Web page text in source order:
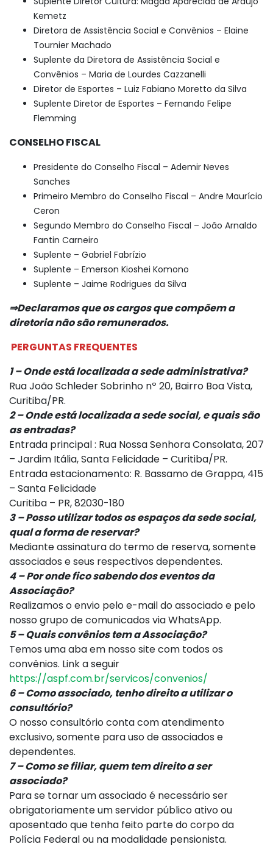
Kemetz
Diretora de Assistência Social e Convênios – Elaine
Tournier Machado
Suplente da Diretora de Assistência Social e
Convênios – Maria de Lourdes Cazzanelli
Diretor de Esportes – Luiz Fabiano Moretto da Silva
Suplente Diretor de Esportes – Fernando Felipe
Flemming
CONSELHO FISCAL
Presidente do Conselho Fiscal – Ademir Neves
Sanches
Primeiro Membro do Conselho Fiscal – Andre Maurício
Ceron
Segundo Membro do Conselho Fiscal – João Arnaldo
Fantin Carneiro
Suplente – Gabriel Fabrízio
Suplente – Emerson Kioshei Komono
Suplente – Jaime Rodrigues da Silva
⇒Declaramos que os cargos que compõem a
diretoria não são remunerados.
PERGUNTAS FREQUENTES
1 – Onde está localizada a sede administrativa?
Rua João Schleder Sobrinho nº 20, Bairro Boa Vista,
Curitiba/PR.
2 – Onde está localizada a sede social, e quais são
as entradas?
Entrada principal : Rua Nossa Senhora Consolata, 207
– Jardim Itália, Santa Felicidade – Curitiba/PR.
Entrada estacionamento: R. Bassamo de Grappa, 415
– Santa Felicidade
Curitiba – PR, 82030-180
3 – Posso utilizar todos os espaços da sede social,
qual a forma de reservar?
Mediante assinatura do termo de reserva, somente
associados e seus respectivos dependentes.
4 – Por onde fico sabendo dos eventos da
Associação?
Realizamos o envio pelo e-mail do associado e pelo
nosso grupo de comunicados via WhatsApp.
5 – Quais convênios tem a Associação?
Temos uma aba em nosso site com todos os
convênios. Link a seguir
https://aspf.com.br/servicos/convenios/
6 – Como associado, tenho direito a utilizar o
consultório?
O nosso consultório conta com atendimento
exclusivo, somente para uso de associados e
dependentes.
7 – Como se filiar, quem tem direito a ser
associado?
Para se tornar um associado é necessário ser
obrigatoriamente um servidor público ativo ou
aposentado que tenha feito parte do corpo da
Polícia Federal ou na modalidade pensionista.